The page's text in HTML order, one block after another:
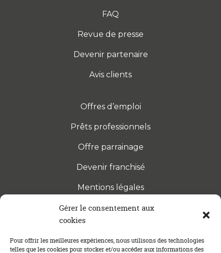
Gérer le consentement aux
cookies
Pour offrir les meilleures expériences, nous utilisons des technologies
telles que les cookies pour stocker et/ou accéder aux informations des
FAQ
Revue de presse
Devenir partenaire
Avis clients
Offres d’emploi
Prêts professionnels
Offre parrainage
Devenir franchisé
Mentions légales
S’INSCRIRE À LA NEWSLETTER
Abonnez-vous à notre newsletter pour être tenu au
courant des dernières actualités concernant le